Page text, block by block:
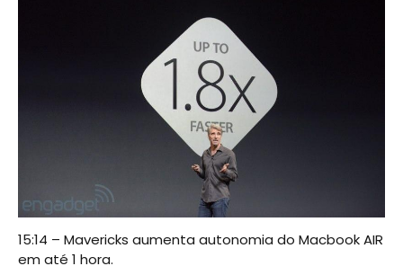
15:14 – Mavericks aumenta autonomia do Macbook AIR
em até 1 hora.